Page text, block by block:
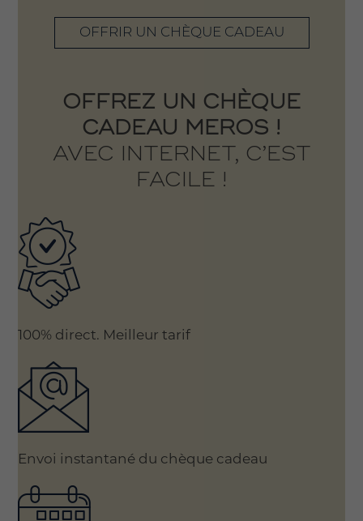
OFFRIR UN CHÈQUE CADEAU
OFFREZ UN CHÈQUE
CADEAU MEROS !
AVEC INTERNET, C’EST
FACILE !
100% direct. Meilleur tarif
Envoi instantané du chèque cadeau